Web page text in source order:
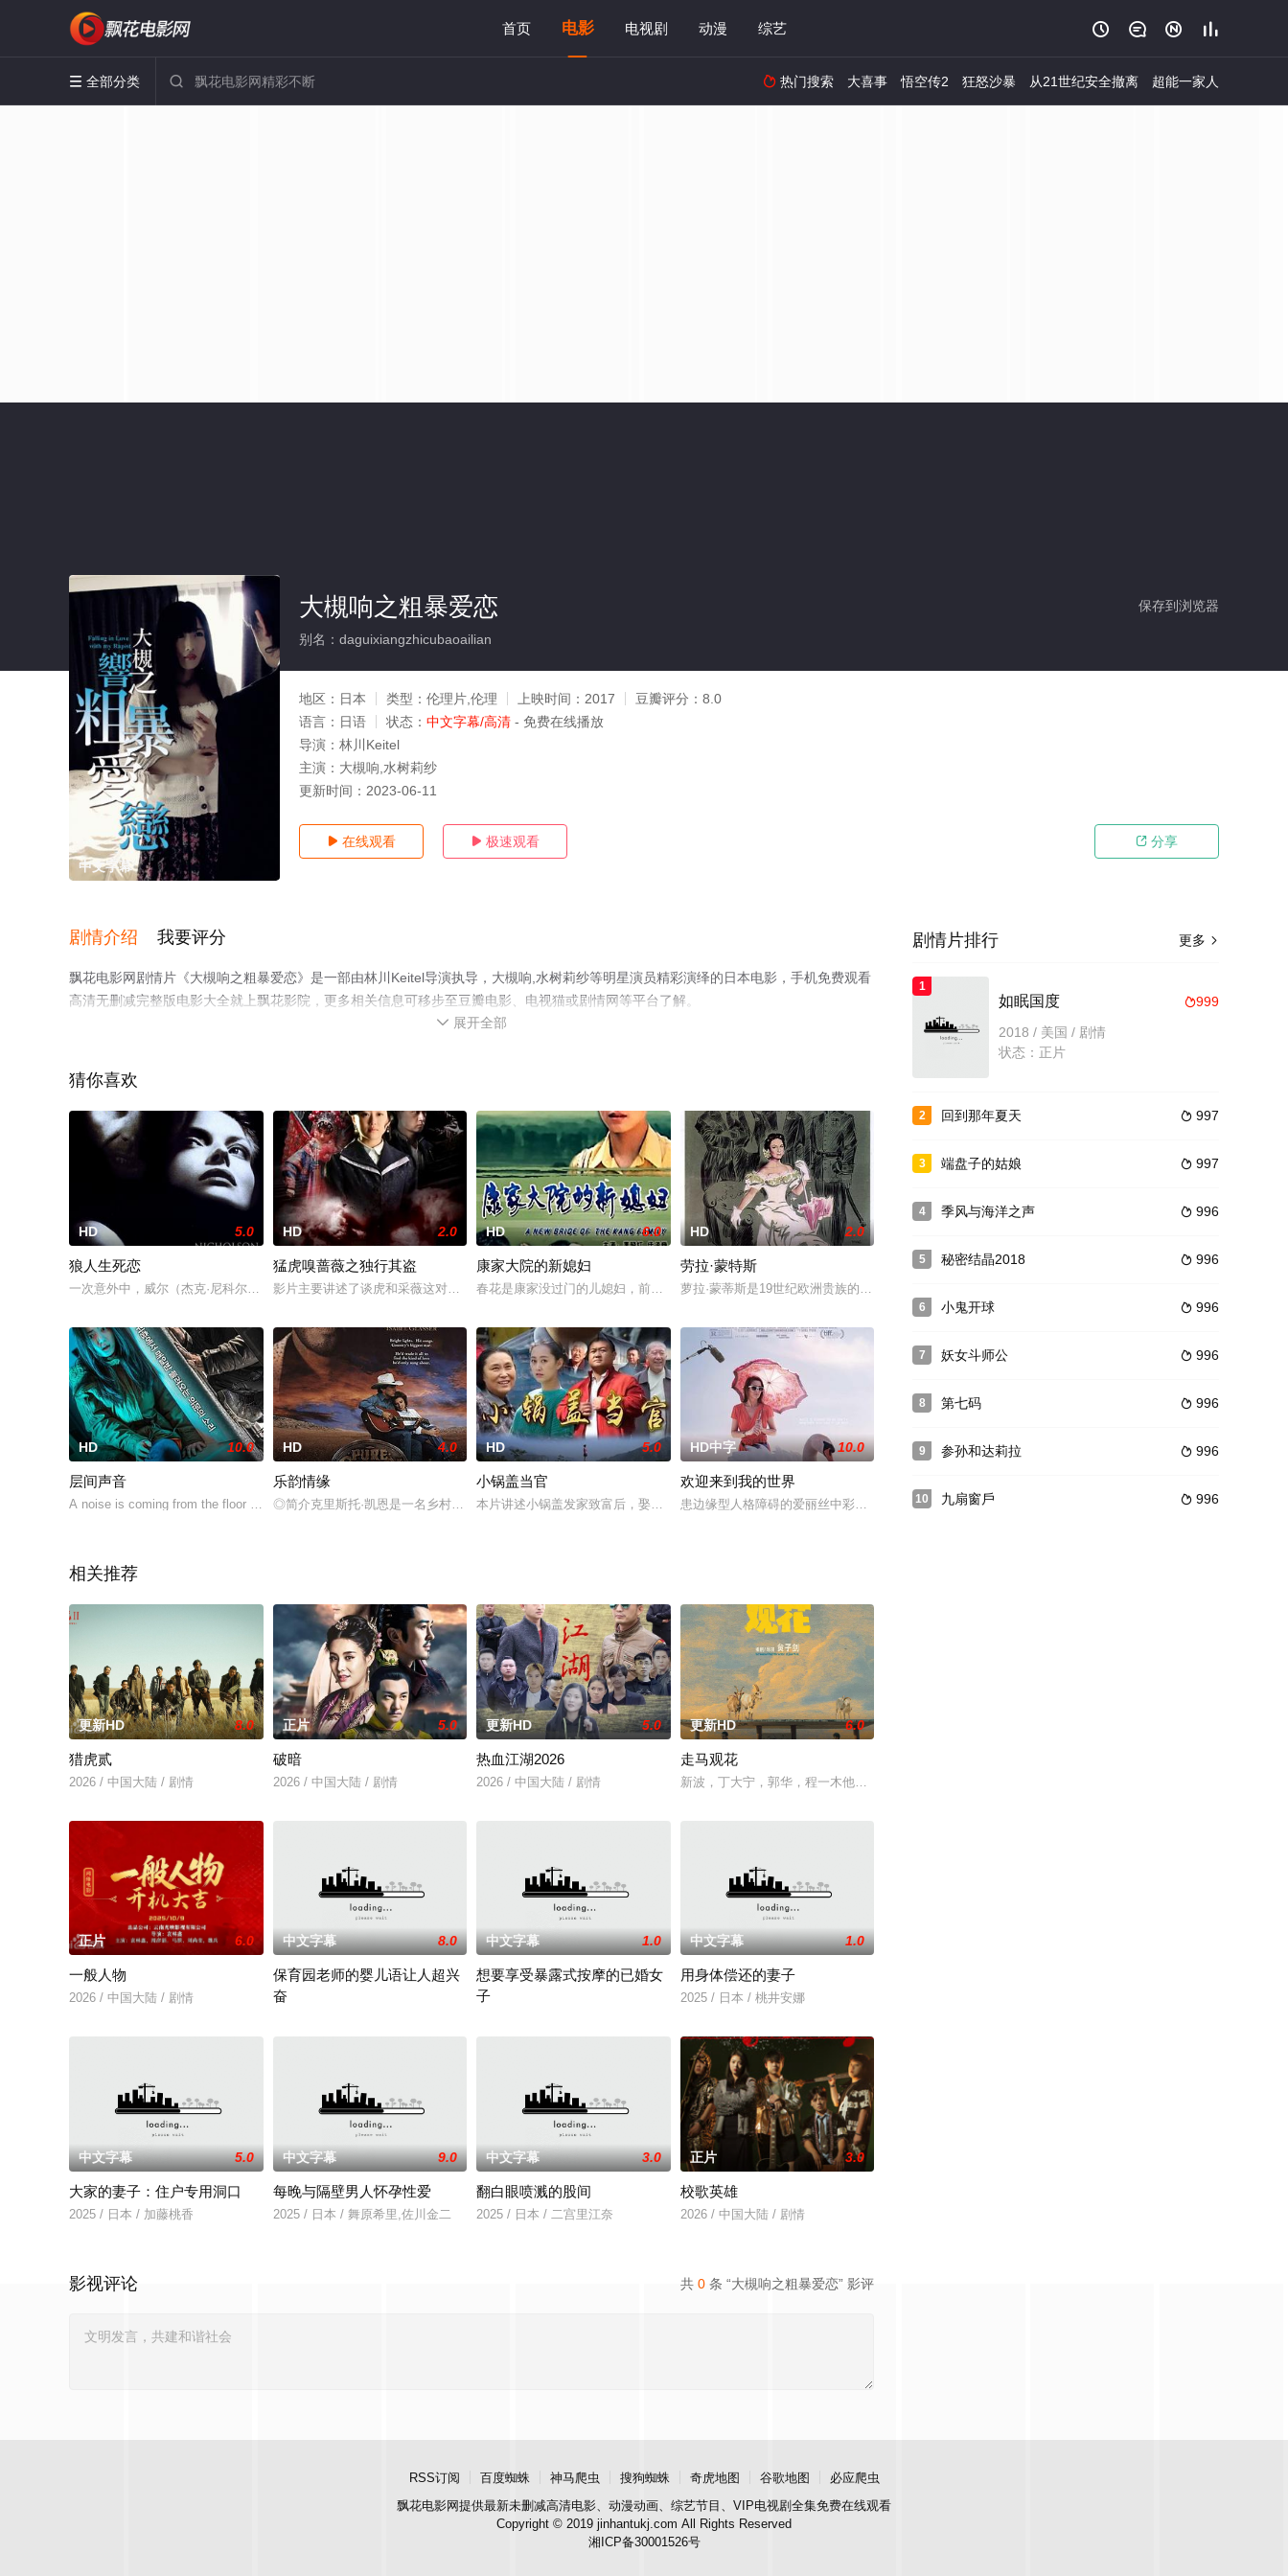
首页 电影 电视剧 动漫 综艺    
 全部分类   热门搜索 大喜事 悟空传2 狂怒沙暴 从21世纪安全撤离 超能一家人
中文字幕
保存到浏览器
大槻响之粗暴爱恋
别名：daguixiangzhicubaoailian
地区： 日本 类型： 伦理片,伦理 上映时间： 2017 豆瓣评分： 8.0
语言： 日语 状态： 中文字幕/高清 - 免费在线播放
导演： 林川Keitel
主演： 大槻响,水树莉纱
更新时间： 2023-06-11
 在线观看  极速观看  分享
剧情介绍 我要评分
飘花电影网剧情片《大槻响之粗暴爱恋》是一部由林川Keitel导演执导，大槻响,水树莉纱等明星演员精彩演绎的日本电影，手机免费观看
高清无删减完整版电影大全就上飘花影院，更多相关信息可移步至豆瓣电影、电视猫或剧情网等平台了解。
 展开全部
猜你喜欢
HD 5.0
狼人生死恋
一次意外中，威尔（杰克·尼科尔森 Jack Nicholson 饰）驾车撞倒了一只野狼，当他下车查看情况时，野狼咬伤了威尔。威尔并没有
HD 2.0
猛虎嗅蔷薇之独行其盗
影片主要讲述了谈虎和采薇这对龙凤大盗，摇身一变成了警察，两人办案作风完全是用贼的思维抓贼，多有争议。局长把眼前一桩名画盗窃案当做条件，
HD 6.0
康家大院的新媳妇
春花是康家没过门的儿媳妇，前几年到南方去打工挣钱，现在回来结婚。 恰逢今年小康村西瓜大丰收，但西瓜太多了一下子卖不出去，眼看瓜农们
HD 2.0
劳拉·蒙特斯
萝拉·蒙蒂斯是19世纪欧洲贵族的宠妓，在马戏团里兜售自己的艳史，这似乎是她为放纵付出的代价。这是奥
HD 10.0
层间声音
A noise is coming from the floor upstairs. Eunsu, hears this for ov
HD 4.0
乐韵情缘
◎简介克里斯托·凯恩是一名乡村歌手，在他成为超级明星之后，他开始感到厌倦，感到生命在渐渐萎缩。于是，他不顾一切回到家乡，只有在辽阔的草
HD 5.0
小锅盖当官
本片讲述小锅盖发家致富后，娶了个大学生媳妇，在城里买了房，本打算在城里定居，但是回村帮助老村主任竞选时，却意外被选为村主任之后发
HD中字 10.0
欢迎来到我的世界
患边缘型人格障碍的爱丽丝中彩票后，支付电视台1500万美元，制作由她主持的脱口秀，圆了成为奥普拉的梦
相关推荐
更新HD 8.0
猎虎贰
2026 / 中国大陆 / 剧情
正片 5.0
破暗
2026 / 中国大陆 / 剧情
更新HD 5.0
热血江湖2026
2026 / 中国大陆 / 剧情
更新HD 6.0
走马观花
新波，丁大宁，郭华，程一木他们毕业于同一所大学。他们和很多年轻人一样，自以为是，敏感错弱，没有被
正片 6.0
一般人物
2026 / 中国大陆 / 剧情
中文字幕 8.0
保育园老师的婴儿语让人超兴
奋
中文字幕 1.0
想要享受暴露式按摩的已婚女
子
中文字幕 1.0
用身体偿还的妻子
2025 / 日本 / 桃井安娜
中文字幕 5.0
大家的妻子：住户专用洞口
2025 / 日本 / 加藤桃香
中文字幕 9.0
每晚与隔壁男人怀孕性爱
2025 / 日本 / 舞原希里,佐川金二
中文字幕 3.0
翻白眼喷溅的股间
2025 / 日本 / 二宫里江奈
正片 3.0
校歌英雄
2026 / 中国大陆 / 剧情
共 0 条 “大槻响之粗暴爱恋” 影评
影视评论
更多 
剧情片排行
1
999
如眠国度
2018 / 美国 / 剧情
状态：正片
2  997
回到那年夏天
3  997
端盘子的姑娘
4  996
季风与海洋之声
5  996
秘密结晶2018
6  996
小鬼开球
7  996
妖女斗师公
8  996
第七码
9  996
参孙和达莉拉
10  996
九扇窗戶
RSS订阅 百度蜘蛛 神马爬虫 搜狗蜘蛛 奇虎地图 谷歌地图
必应爬虫
飘花电影网提供最新未删减高清电影、动漫动画、综艺节目、VIP电视剧全集免费在线观看
Copyright © 2019 jinhantukj.com All Rights Reserved
湘ICP备30001526号